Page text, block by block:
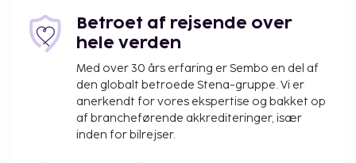
Betroet af rejsende over
hele verden
Med over 30 års erfaring er Sembo en del af
den globalt betroede Stena-gruppe. Vi er
anerkendt for vores ekspertise og bakket op
af brancheførende akkrediteringer, især
inden for bilrejser.